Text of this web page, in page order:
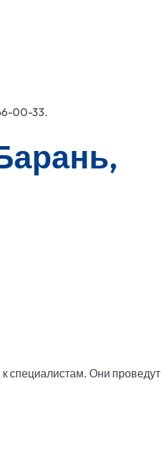
00-33.
специалистам. Они проведут